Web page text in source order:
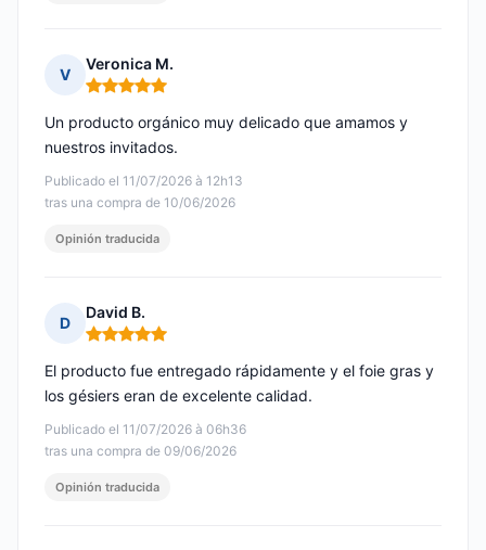
V
Veronica M.
Nota: 5 de 5
Publicado el 11/07/2026 à 12h13
tras una compra de 10/06/2026
Un producto orgánico muy delicado que amamos y
nuestros invitados.
Opinión traducida
D
David B.
Nota: 5 de 5
Publicado el 11/07/2026 à 06h36
tras una compra de 09/06/2026
El producto fue entregado rápidamente y el foie gras y
los gésiers eran de excelente calidad.
Opinión traducida